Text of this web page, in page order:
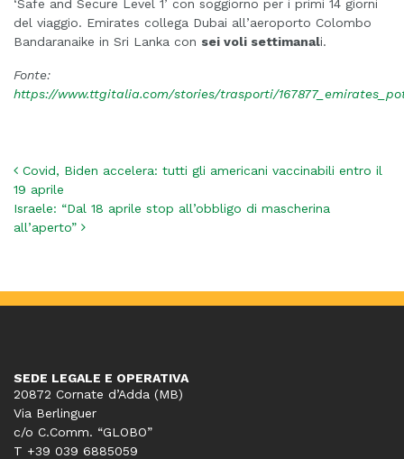
‘Safe and Secure Level 1’ con soggiorno per i primi 14 giorni
del viaggio. Emirates collega Dubai all’aeroporto Colombo
Bandaranaike in Sri Lanka con sei voli settimanali.
Fonte:
https://www.ttgitalia.com/stories/trasporti/
Navigazione articoli
Covid, Biden accelera: tutti gli americani vaccinabili entro il
19 aprile
Israele: “Dal 18 aprile stop all’obbligo di mascherina
all’aperto”
SEDE LEGALE E OPERATIVA
20872 Cornate d’Adda (MB)
Via Berlinguer
c/o C.Comm. “GLOBO”
T +39 039 6885059